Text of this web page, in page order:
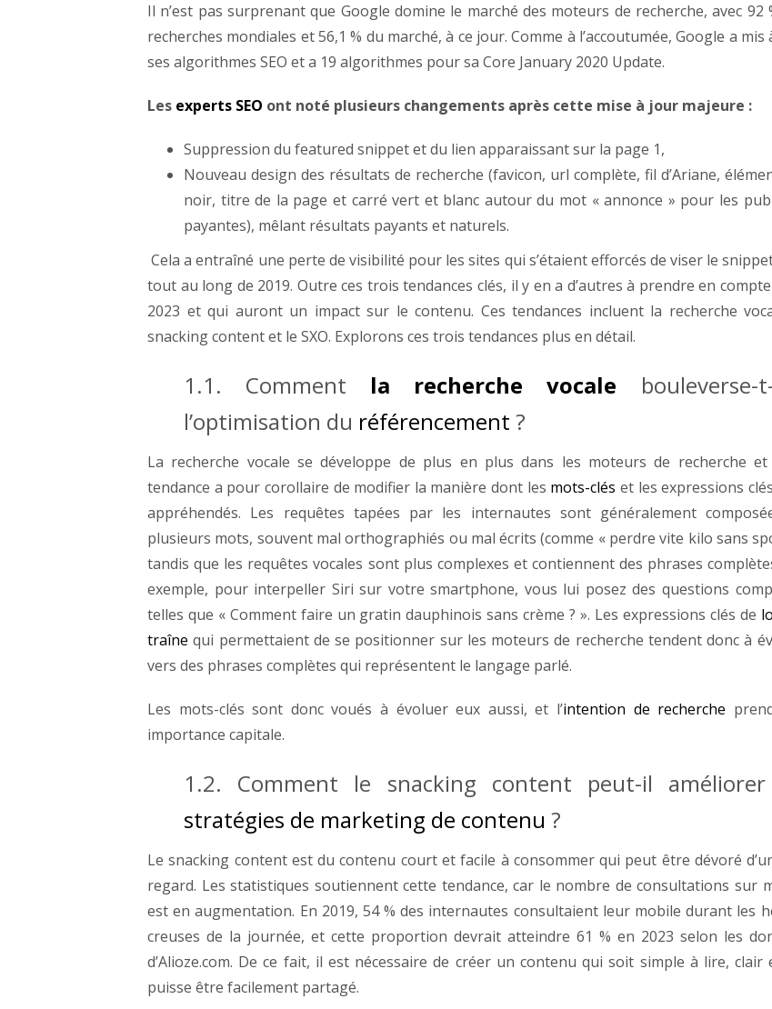
Il n’est pas surprenant que Google domine le marché des moteurs de recherche, avec 92
recherches mondiales et 56,1 % du marché, à ce jour. Comme à l’accoutumée, Google a mis
ses algorithmes SEO et a 19 algorithmes pour sa Core January 2020 Update.
Les experts SEO ont noté plusieurs changements après cette mise à jour majeure :
Suppression du featured snippet et du lien apparaissant sur la page 1,
Nouveau design des résultats de recherche (favicon, url complète, fil d’Ariane,
noir, titre de la page et carré vert et blanc autour du mot « annonce » pour les
payantes), mêlant résultats payants et naturels.
Cela a entraîné une perte de visibilité pour les sites qui s’étaient efforcés de viser le
tout au long de 2019. Outre ces trois tendances clés, il y en a d’autres à prendre en
2023 et qui auront un impact sur le contenu. Ces tendances incluent la recherche
snacking content et le SXO. Explorons ces trois tendances plus en détail.
1.1. Comment la recherche vocale bouleverse-
l’optimisation du référencement ?
La recherche vocale se développe de plus en plus dans les moteurs de recherche et
tendance a pour corollaire de modifier la manière dont les mots-clés et les expressions
appréhendés. Les requêtes tapées par les internautes sont généralement
plusieurs mots, souvent mal orthographiés ou mal écrits (comme « perdre vite kilo sans
tandis que les requêtes vocales sont plus complexes et contiennent des phrases
exemple, pour interpeller Siri sur votre smartphone, vous lui posez des questions
telles que « Comment faire un gratin dauphinois sans crème ? ». Les expressions clés de
traîne qui permettaient de se positionner sur les moteurs de recherche tendent donc à
vers des phrases complètes qui représentent le langage parlé.
Les mots-clés sont donc voués à évoluer eux aussi, et l’intention de recherche
importance capitale.
1.2.
Comment le snacking content peut-il
stratégies de marketing de contenu ?
Le snacking content est du contenu court et facile à consommer qui peut être dévoré
regard. Les statistiques soutiennent cette tendance, car le nombre de consultations sur
est en augmentation. En 2019, 54 % des internautes consultaient leur mobile durant les
creuses de la journée, et cette proportion devrait atteindre 61 % en 2023 selon les
d’Alioze.com. De ce fait, il est nécessaire de créer un contenu qui soit simple à lire, clair
puisse être facilement partagé.